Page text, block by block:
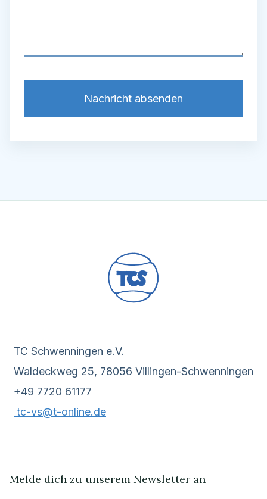
TC Schwenningen e.V.
Waldeckweg 25, 78056 Villingen-Schwenningen
+49 7720 61177
tc-vs@t-online.de
Melde dich zu unserem Newsletter an